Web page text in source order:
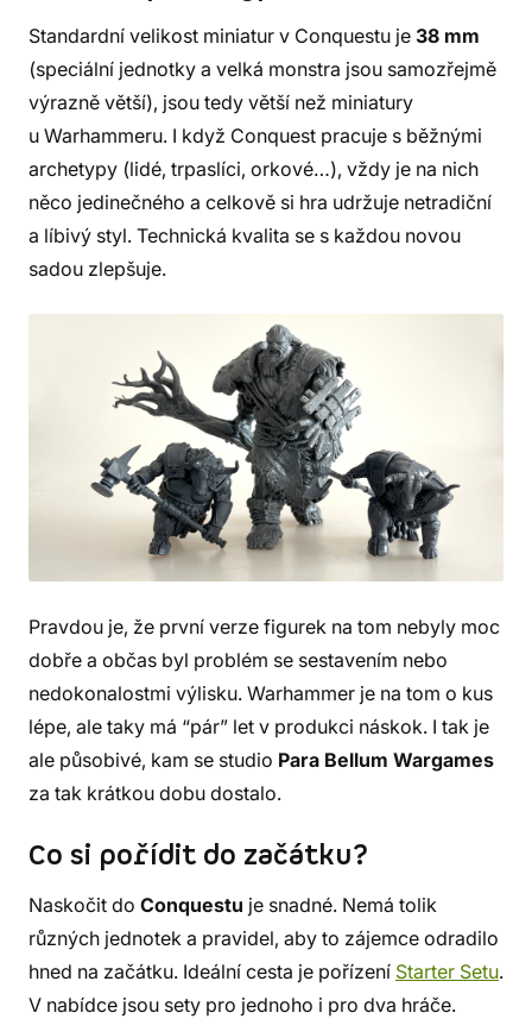
Standardní velikost miniatur v Conquestu je 38 mm
(speciální jednotky a velká monstra jsou samozřejmě
výrazně větší), jsou tedy větší než miniatury
u Warhammeru. I když Conquest pracuje s běžnými
archetypy (lidé, trpaslíci, orkové…), vždy je na nich
něco jedinečného a celkově si hra udržuje netradiční
a líbivý styl. Technická kvalita se s každou novou
sadou zlepšuje.
Pravdou je, že první verze figurek na tom nebyly moc
dobře a občas byl problém se sestavením nebo
nedokonalostmi výlisku. Warhammer je na tom o kus
lépe, ale taky má “pár” let v produkci náskok. I tak je
ale působivé, kam se studio Para Bellum Wargames
za tak krátkou dobu dostalo.
Co si pořídit do začátku?
Naskočit do Conquestu je snadné. Nemá tolik
různých jednotek a pravidel, aby to zájemce odradilo
hned na začátku. Ideální cesta je pořízení Starter Setu.
V nabídce jsou sety pro jednoho i pro dva hráče.